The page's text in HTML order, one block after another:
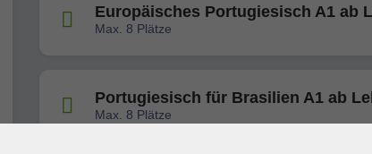
Europäisches Portugiesisch A1 ab
Max. 8 Plätze
Portugiesisch für Brasilien A1 ab
Max. 8 Plätze